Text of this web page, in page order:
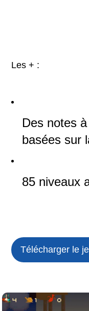
Les + :
Des notes
basées sur
85 niveaux
Télécharger le